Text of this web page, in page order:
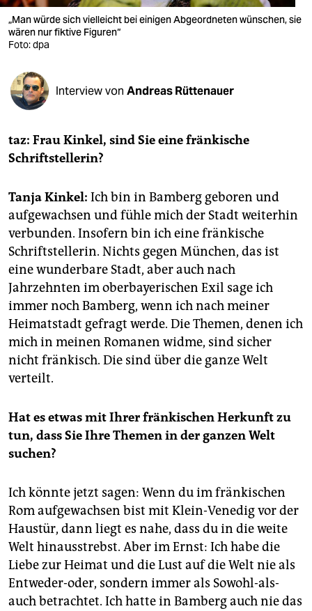
verlag
veranstaltungen
fragen & hilfe
abo
epaper login
„Man würde sich vielleicht bei einigen Abgeordneten wünschen, sie
wären nur fiktive Figuren“
Foto: dpa
Interview von Andreas Rüttenauer
taz: Frau Kinkel, sind Sie eine fränkische
Schriftstellerin?
Tanja Kinkel: Ich bin in Bamberg geboren und
aufgewachsen und fühle mich der Stadt weiterhin
verbunden. Insofern bin ich eine fränkische
Schriftstellerin. Nichts gegen München, das ist
eine wunderbare Stadt, aber auch nach
Jahrzehnten im oberbayerischen Exil sage ich
immer noch Bamberg, wenn ich nach meiner
Heimatstadt gefragt werde. Die Themen, denen ich
mich in meinen Romanen widme, sind sicher
nicht fränkisch. Die sind über die ganze Welt
verteilt.
Hat es etwas mit Ihrer fränkischen Herkunft zu
tun, dass Sie Ihre Themen in der ganzen Welt
suchen?
Ich könnte jetzt sagen: Wenn du im fränkischen
Rom aufgewachsen bist mit Klein-Venedig vor der
Haustür, dann liegt es nahe, dass du in die weite
Welt hinausstrebst. Aber im Ernst: Ich habe die
Liebe zur Heimat und die Lust auf die Welt nie als
Entweder-oder, sondern immer als Sowohl-als-
auch betrachtet. Ich hatte in Bamberg auch nie das